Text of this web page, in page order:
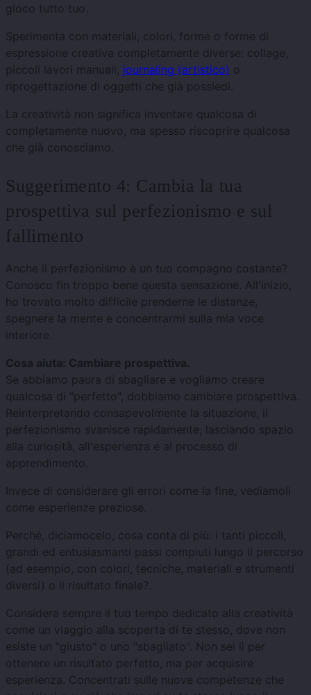
gioco tutto tuo.
Sperimenta con materiali, colori, forme o forme di
espressione creativa completamente diverse: collage,
piccoli lavori manuali, journaling (artistico) o
riprogettazione di oggetti che già possiedi.
La creatività non significa inventare qualcosa di
completamente nuovo, ma spesso riscoprire qualcosa
che già conosciamo.
Suggerimento 4: Cambia la tua
prospettiva sul perfezionismo e sul
fallimento
Anche il perfezionismo è un tuo compagno costante?
Conosco fin troppo bene questa sensazione. All'inizio,
ho trovato molto difficile prenderne le distanze,
spegnere la mente e concentrarmi sulla mia voce
interiore.
Cosa aiuta: Cambiare prospettiva.
Se abbiamo paura di sbagliare e vogliamo creare
qualcosa di "perfetto", dobbiamo cambiare prospettiva.
Reinterpretando consapevolmente la situazione, il
perfezionismo svanisce rapidamente, lasciando spazio
alla curiosità, all'esperienza e al processo di
apprendimento.
Invece di considerare gli errori come la fine, vediamoli
come esperienze preziose.
Perché, diciamocelo, cosa conta di più: i tanti piccoli,
grandi ed entusiasmanti passi compiuti lungo il percorso
(ad esempio, con colori, tecniche, materiali e strumenti
diversi) o il risultato finale?.
Considera sempre il tuo tempo dedicato alla creatività
come un viaggio alla scoperta di te stesso, dove non
esiste un "giusto" o uno "sbagliato". Non sei lì per
ottenere un risultato perfetto, ma per acquisire
esperienza. Concentrati sulle nuove competenze che